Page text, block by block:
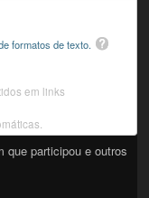
formatos de texto.
em links
que participou e outros